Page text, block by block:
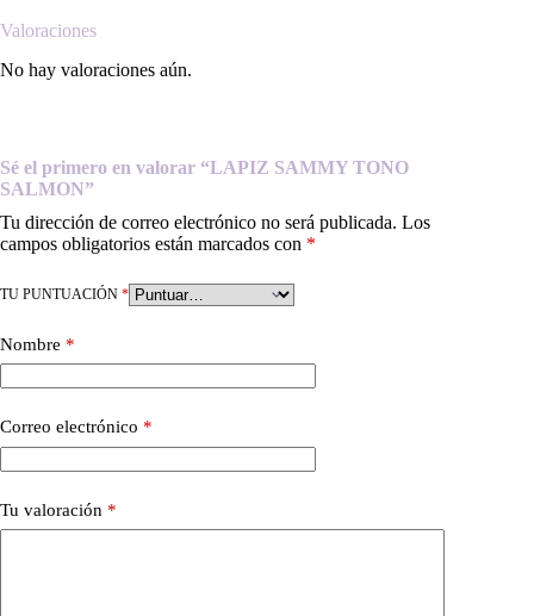
Valoraciones
No hay valoraciones aún.
Sé el primero en valorar “LAPIZ SAMMY TONO
SALMON”
Tu dirección de correo electrónico no será publicada. Los
campos obligatorios están marcados con *
TU PUNTUACIÓN *
Nombre *
Correo electrónico *
Tu valoración *